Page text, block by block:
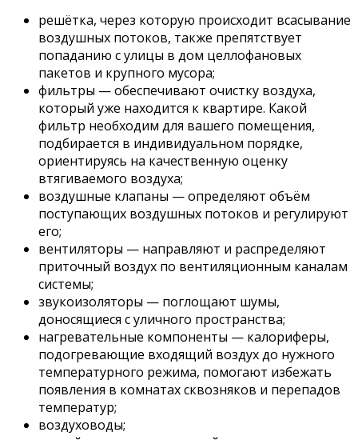
решётка, через которую происходит всасывание
воздушных потоков, также препятствует
попаданию с улицы в дом целлофановых
пакетов и крупного мусора;
фильтры — обеспечивают очистку воздуха,
который уже находится к квартире. Какой
фильтр необходим для вашего помещения,
подбирается в индивидуальном порядке,
ориентируясь на качественную оценку
втягиваемого воздуха;
воздушные клапаны — определяют объём
поступающих воздушных потоков и регулируют
его;
вентиляторы — направляют и распределяют
приточный воздух по вентиляционным каналам
системы;
звукоизоляторы — поглощают шумы,
доносящиеся с уличного пространства;
нагревательные компоненты — калориферы,
подогревающие входящий воздух до нужного
температурного режима, помогают избежать
появления в комнатах сквозняков и перепадов
температур;
воздуховоды;